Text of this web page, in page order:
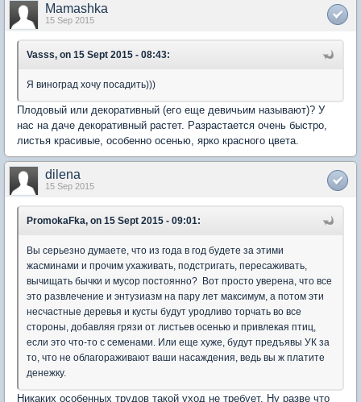
Mamashka
15 Sep 2015
Vasss, on 15 Sept 2015 - 08:43:
Я виноград хочу посадить)))
Плодовый или декоративный (его еще девичьим называют)? У
нас на даче декоративный растет. Разрастается очень быстро,
листья красивые, особенно осенью, ярко красного цвета.
dilena
15 Sep 2015
PromokaFka, on 15 Sept 2015 - 09:01:
Вы серьезно думаете, что из года в год будете за этими
жасминами и прочим ухаживать, подстригать, пересаживать,
вычищать бычки и мусор постоянно? Вот просто уверена, что все
это развлечение и энтузиазм на пару лет максимум, а потом эти
несчастные деревья и кусты будут уродливо торчать во все
стороны, добавляя грязи от листьев осенью и привлекая птиц,
если это что-то с семенами. Или еще хуже, будут предъявы УК за
то, что не облагораживают ваши насаждения, ведь вы ж платите
денежку.
Никаких особенных трудов такой уход не требует. Ну разве что